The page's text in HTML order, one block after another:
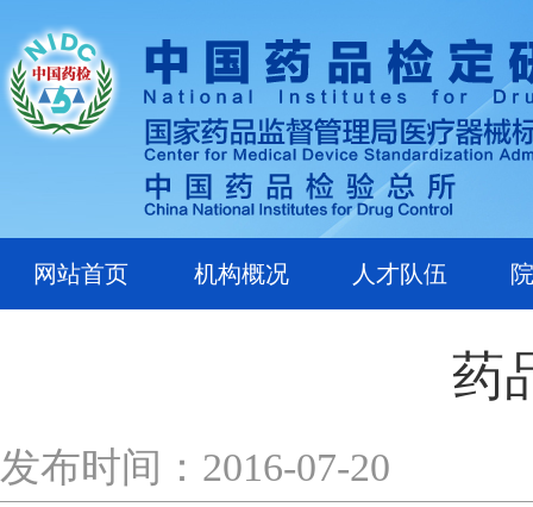
网站首页 机构概况 人才队伍
药
发布时间：2016-07-20